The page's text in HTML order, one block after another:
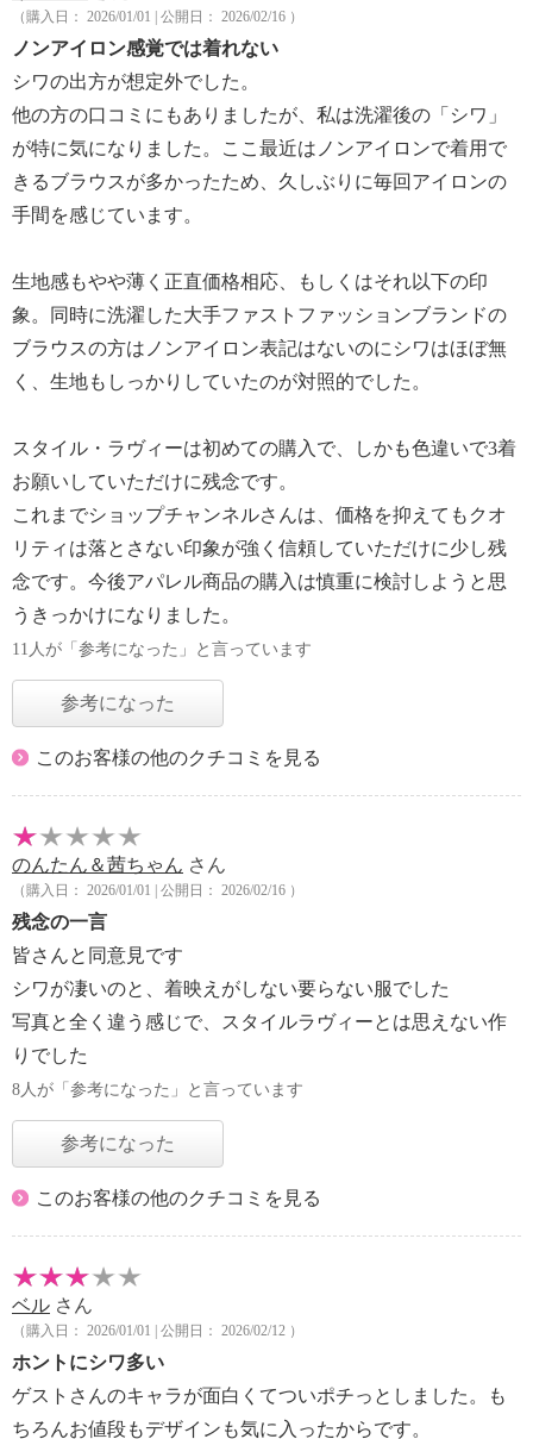
（購入日： 2026/01/01 | 公開日： 2026/02/16 ）
ノンアイロン感覚では着れない
シワの出方が想定外でした。
他の方の口コミにもありましたが、私は洗濯後の「シワ」
が特に気になりました。ここ最近はノンアイロンで着用で
きるブラウスが多かったため、久しぶりに毎回アイロンの
手間を感じています。
生地感もやや薄く正直価格相応、もしくはそれ以下の印
象。同時に洗濯した大手ファストファッションブランドの
ブラウスの方はノンアイロン表記はないのにシワはほぼ無
く、生地もしっかりしていたのが対照的でした。
スタイル・ラヴィーは初めての購入で、しかも色違いで3着
お願いしていただけに残念です。
これまでショップチャンネルさんは、価格を抑えてもクオ
リティは落とさない印象が強く信頼していただけに少し残
念です。今後アパレル商品の購入は慎重に検討しようと思
うきっかけになりました。
11人が「参考になった」と言っています
参考になった
このお客様の他のクチコミを見る
のんたん＆茜ちゃん さん
（購入日： 2026/01/01 | 公開日： 2026/02/16 ）
残念の一言
皆さんと同意見です
シワが凄いのと、着映えがしない要らない服でした
写真と全く違う感じで、スタイルラヴィーとは思えない作
りでした
8人が「参考になった」と言っています
参考になった
このお客様の他のクチコミを見る
ベル さん
（購入日： 2026/01/01 | 公開日： 2026/02/12 ）
ホントにシワ多い
ゲストさんのキャラが面白くてついポチっとしました。も
ちろんお値段もデザインも気に入ったからです。